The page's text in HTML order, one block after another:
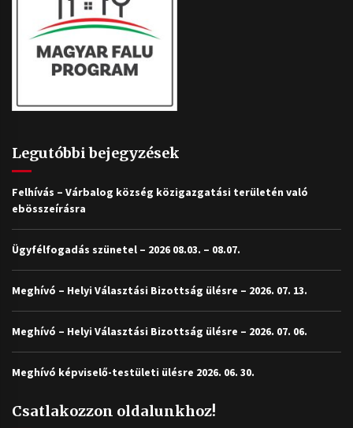
Legutóbbi bejegyzések
Felhívás – Várbalog község közigazgatási területén való
ebösszeírásra
Ügyfélfogadás szünetel – 2026 08.03. – 08.07.
Meghívó – Helyi Választási Bizottság ülésre – 2026. 07. 13.
Meghívó – Helyi Választási Bizottság ülésre – 2026. 07. 06.
Meghívó képviselő-testületi ülésre 2026. 06. 30.
Csatlakozzon oldalunkhoz!